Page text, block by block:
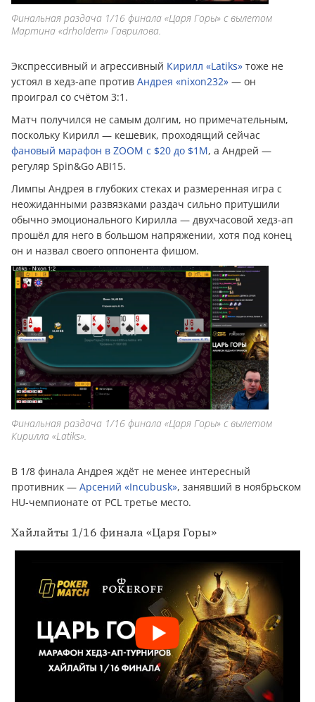
Финальная раздача 1/16 финала «Царя Горы» с вылетом
Мартина «drholdem» Гаврилова.
Экспрессивный и агрессивный Кирилл «Latiks» тоже не
устоял в хедз-апе против Андрея «nixon232» — он
проиграл со счётом 3:1.
Матч получился не самым долгим, но примечательным,
поскольку Кирилл — кешевик, проходящий сейчас
фановый марафон в ZOOM с $20 до $1M, а Андрей —
регуляр Spin&Go ABI15.
Лимпы Андрея в глубоких стеках и размеренная игра с
неожиданными развязками раздач сильно притушили
обычно эмоционального Кирилла — двухчасовой хедз-ап
прошёл для него в большом напряжении, хотя под конец
он и назвал своего оппонента фишом.
Финальная раздача 1/16 финала «Царя Горы» с вылетом
Кирилла «Latiks».
В 1/8 финала Андрея ждёт не менее интересный
противник — Арсений «Incubusk», занявший в ноябрьском
HU-чемпионате от PCL третье место.
Хайлайты 1/16 финала «Царя Горы»